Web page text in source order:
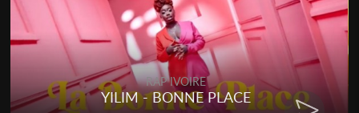
RAP IVOIRE
YILIM - BONNE PLACE